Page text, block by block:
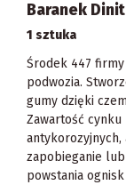
Baranek
1 sztuka
Środek 447
podwozia.
gumy dzięki
Zawartość cynku
antykorozyjnych,
zapobieganie
powstania